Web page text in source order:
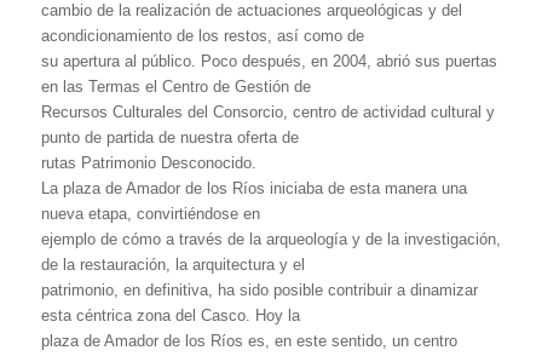
cambio de la realización de actuaciones arqueológicas y del
acondicionamiento de los restos, así como de
su apertura al público. Poco después, en 2004, abrió sus puertas
en las Termas el Centro de Gestión de
Recursos Culturales del Consorcio, centro de actividad cultural y
punto de partida de nuestra oferta de
rutas Patrimonio Desconocido.
La plaza de Amador de los Ríos iniciaba de esta manera una
nueva etapa, convirtiéndose en
ejemplo de cómo a través de la arqueología y de la investigación,
de la restauración, la arquitectura y el
patrimonio, en definitiva, ha sido posible contribuir a dinamizar
esta céntrica zona del Casco. Hoy la
plaza de Amador de los Ríos es, en este sentido, un centro